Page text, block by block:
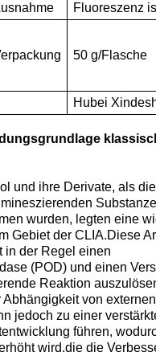
Fluoreszenz
50 g/Flasche
Hubei
und ihre Derivate, als die
wurden, legten eine
Gebiet der CLIA.Diese
in der Regel einen
(POD) und einen
Reaktion
Abhängigkeit von externen
jedoch zu einer
führen,
wird.die die